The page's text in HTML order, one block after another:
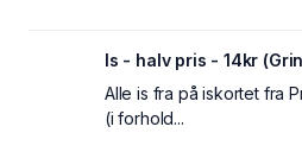
Is - halv pris - 14kr
Alle is fra på iskortet fra
(i forhold...